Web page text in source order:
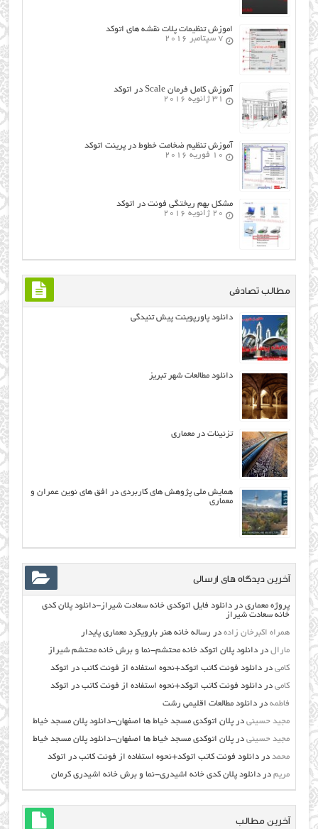
اموزش تنظیمات پلات نقشه های اتوکد
7 سپتامبر 2016
آموزش کامل فرمان Scale در اتوکد
31 ژانویه 2016
آموزش تنظیم ضخامت خطوط در پرینت اتوکد
10 فوریه 2016
مشکل بهم ریختگی فونت در اتوکد
20 ژانویه 2016
مطالب تصادفی
دانلود پاورپوینت پیش تنیدگی
دانلود مطالعات شهر تبریز
تزئینات در معماری
همایش ملی پژوهش های کاربردی در افق های نوین عمران و
معماری
آخرین دیدگاه های ارسالی
پروژه معماری دردانلود فایل اتوکدی خانه سعادت شیراز-دانلود پلان کدی
خانه سعادت شیراز
همراه اکبرخان زاده در رساله خانه هنر بارویکرد معماری پایدار
مارال دردانلود پلان اتوکد خانه محتشم-نما و برش خانه محتشم شیراز
کامی دردانلود فونت کاتب اتوکد+نحوه استفاده از فونت کاتب در اتوکد
کامی دردانلود فونت کاتب اتوکد+نحوه استفاده از فونت کاتب در اتوکد
فاطمه دردانلود مطالعات اقليمي رشت
مجید حسینی درپلان اتوکدی مسجد خیاط ها اصفهان-دانلود پلان مسجد خیاط
مجید حسینی درپلان اتوکدی مسجد خیاط ها اصفهان-دانلود پلان مسجد خیاط
محمد دردانلود فونت کاتب اتوکد+نحوه استفاده از فونت کاتب در اتوکد
مریم دردانلود پلان کدی خانه اشیدری-نما و برش خانه اشیدری کرمان
آخرین مطالب